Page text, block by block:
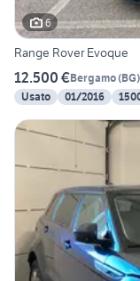
6
Range Rover Evoque
12.500 €Bergamo(BG)
Usato
01/2016